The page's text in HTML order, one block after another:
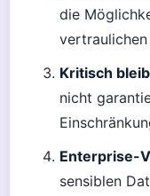
die
vertraulichen
Kritisch
nicht
Enterprise-
sensiblen